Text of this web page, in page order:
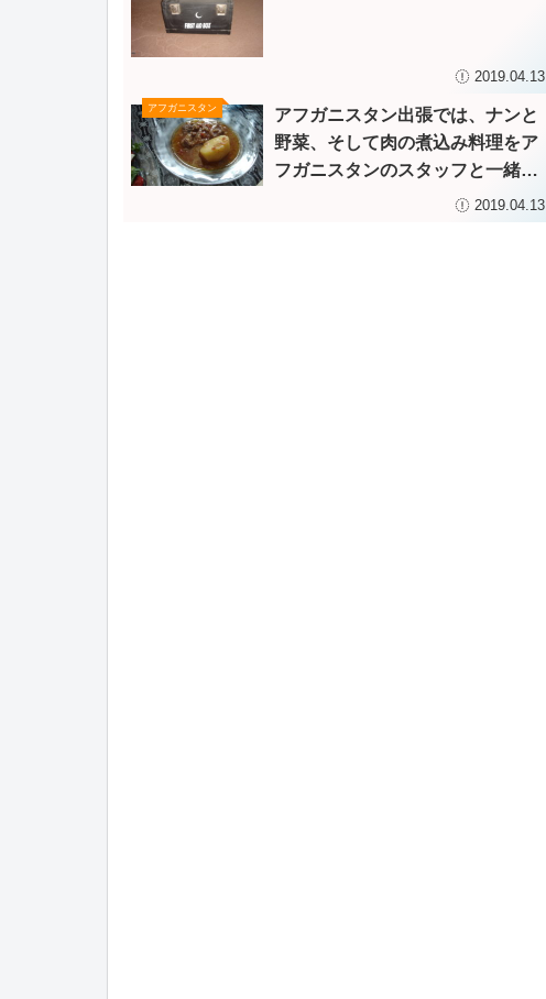
2019.04.13
アフガニスタン
アフガニスタン出張では、ナンと
野菜、そして肉の煮込み料理をア
フガニスタンのスタッフと一緒に
2019.04.13